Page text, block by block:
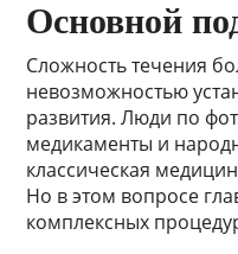
Основной
Сложность течения
невозможностью
развития. Люди по
медикаменты и
классическая
Но в этом вопросе
комплексных